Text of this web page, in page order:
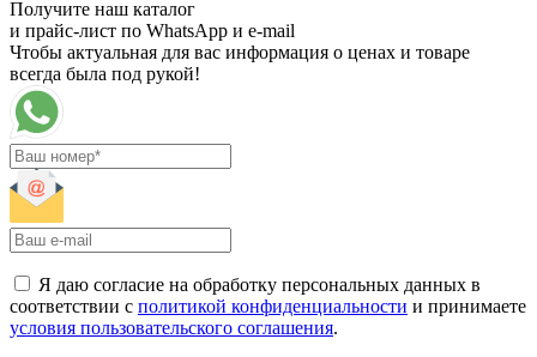
Получите наш каталог
и прайс-лист по WhatsApp и e-mail
Чтобы актуальная для вас информация о ценах и товаре
всегда была под рукой!
Я даю согласие на обработку персональных данных в
соответствии с политикой конфиденциальности и принимаете
условия пользовательского соглашения.